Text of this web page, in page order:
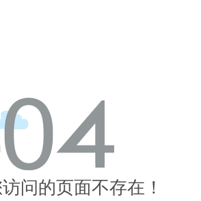
问的页面不存在！